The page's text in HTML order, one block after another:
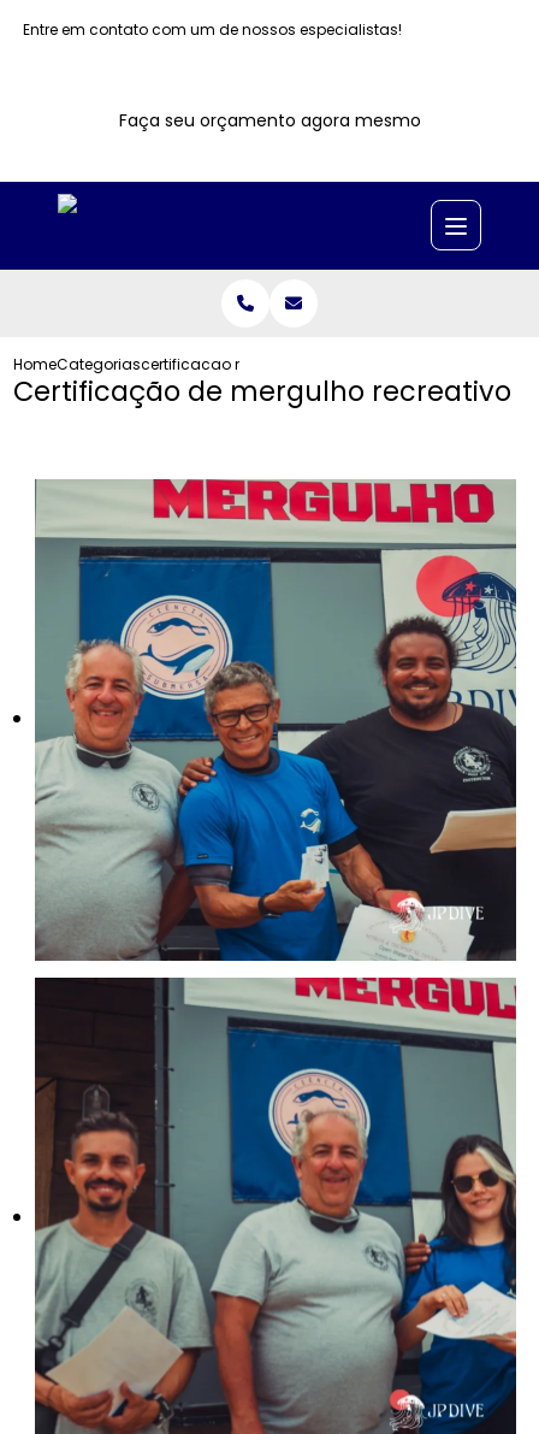
Entre em contato com um de nossos especialistas!
Faça seu orçamento agora mesmo
HomeCategoriascertificacao mergulho recreativo
Certificação de mergulho recreativo